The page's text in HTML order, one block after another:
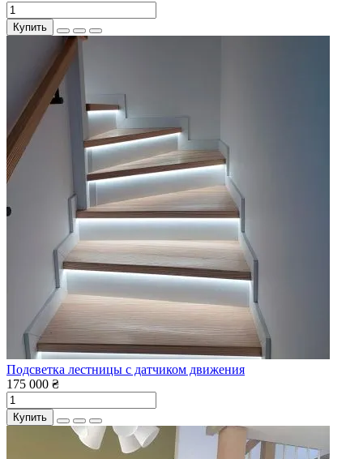
Купить
Подсветка лестницы с датчиком движения
175 000 ₴
Купить